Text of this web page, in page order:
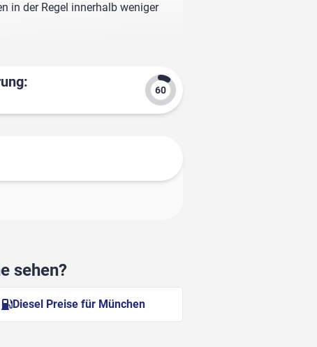
in der Regel innerhalb weniger
sehen?
Diesel Preise für München